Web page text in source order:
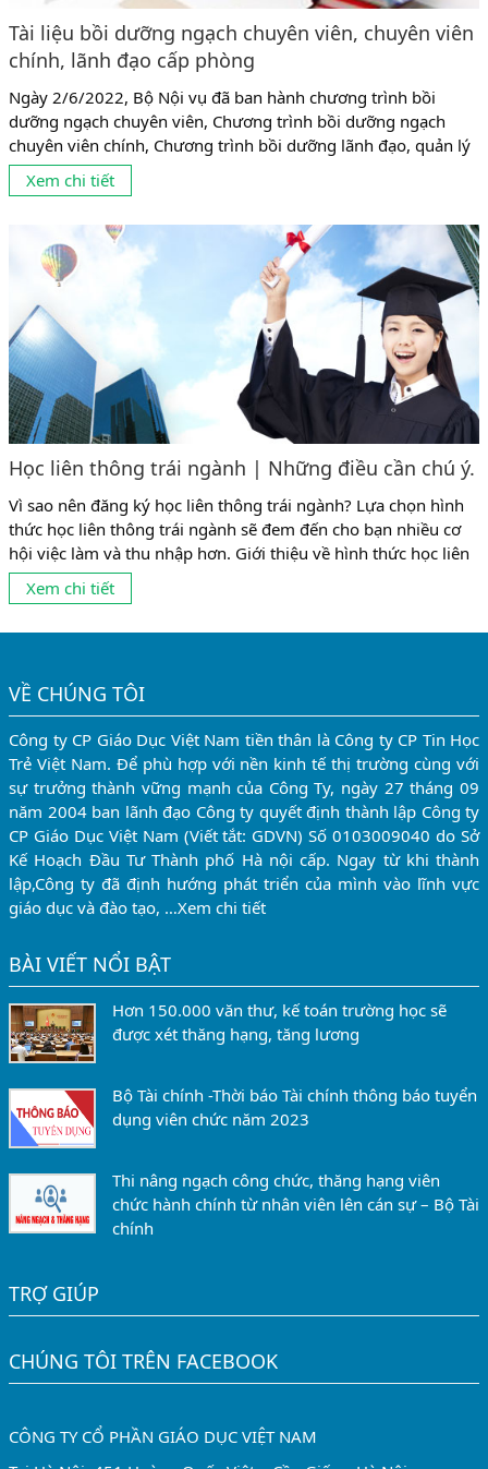
Tài liệu bồi dưỡng ngạch chuyên viên, chuyên viên
chính, lãnh đạo cấp phòng
Ngày 2/6/2022, Bộ Nội vụ đã ban hành chương trình bồi
dưỡng ngạch chuyên viên, Chương trình bồi dưỡng ngạch
chuyên viên chính, Chương trình bồi dưỡng lãnh đạo, quản lý
cấp phòng. Căn cứ chương trình Bộ Nội vụ đã ban hành thì Tài
liệu theo Nghị định 89/2021 mới của Chính Phủ, sẽ được áp
Xem chi tiết
Học liên thông trái ngành | Những điều cần chú ý.
Vì sao nên đăng ký học liên thông trái ngành? Lựa chọn hình
thức học liên thông trái ngành sẽ đem đến cho bạn nhiều cơ
hội việc làm và thu nhập hơn. Giới thiệu về hình thức học liên
thông trái ngành Trước đây, thông thường mọi người có
những suy nghĩ theo lối mòn là học ngành gì ở cao đẳng,...
Xem chi tiết
VỀ CHÚNG TÔI
Công ty CP Giáo Dục Việt Nam tiền thân là Công ty CP Tin Học
Trẻ Việt Nam. Để phù hợp với nền kinh tế thị trường cùng với
sự trưởng thành vững mạnh của Công Ty, ngày 27 tháng 09
năm 2004 ban lãnh đạo Công ty quyết định thành lập Công ty
CP Giáo Dục Việt Nam (Viết tắt: GDVN) Số 0103009040 do Sở
Kế Hoạch Đầu Tư Thành phố Hà nội cấp. Ngay từ khi thành
lập,Công ty đã định hướng phát triển của mình vào lĩnh vực
giáo dục và đào tạo, …Xem chi tiết
BÀI VIẾT NỔI BẬT
Hơn 150.000 văn thư, kế toán trường học sẽ
được xét thăng hạng, tăng lương
Bộ Tài chính -Thời báo Tài chính thông báo tuyển
dụng viên chức năm 2023
Thi nâng ngạch công chức, thăng hạng viên
chức hành chính từ nhân viên lên cán sự – Bộ Tài
chính
TRỢ GIÚP
CHÚNG TÔI TRÊN FACEBOOK
CÔNG TY CỔ PHẦN GIÁO DỤC VIỆT NAM